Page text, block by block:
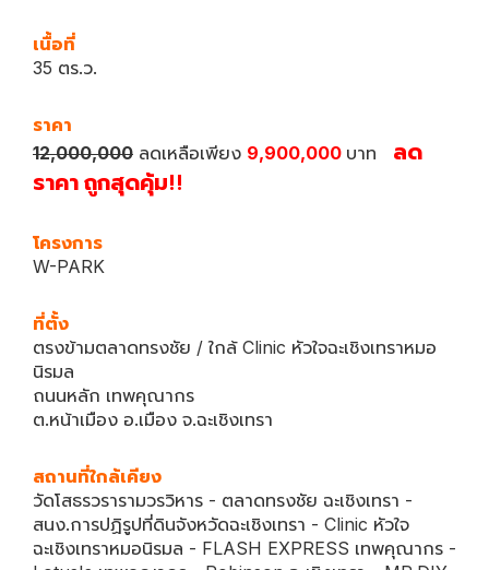
เนื้อที่
35 ตร.ว.
ราคา
12,000,000 ลดเหลือเพียง 9,900,000 บาท
ลด
ราคา ถูกสุดคุ้ม!!
โครงการ
W-PARK
ที่ตั้ง
ตรงข้ามตลาดทรงชัย / ใกล้ Clinic หัวใจฉะเชิงเทราหมอ
นิรมล
ถนนหลัก เทพคุณากร
ต.หน้าเมือง อ.เมือง จ.ฉะเชิงเทรา
สถานที่ใกล้เคียง
วัดโสธรวรารามวรวิหาร - ตลาดทรงชัย ฉะเชิงเทรา -
สนง.การปฏิรูปที่ดินจังหวัดฉะเชิงเทรา - Clinic หัวใจ
ฉะเชิงเทราหมอนิรมล - FLASH EXPRESS เทพคุณากร -